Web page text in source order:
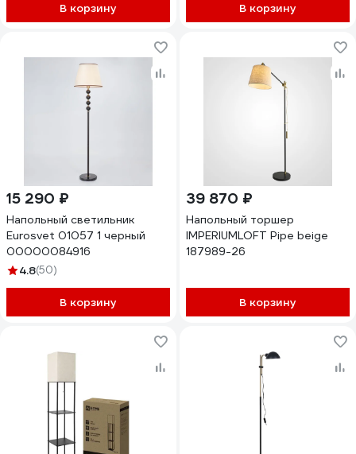
В корзину В корзину
15 290 ₽
Напольный светильник
Eurosvet 01057 1 черный
00000084916
4.8(50)
В корзину
39 870 ₽
Напольный торшер
IMPERIUMLOFT Pipe beige
187989-26
В корзину